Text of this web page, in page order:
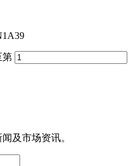
第
及市场资讯。